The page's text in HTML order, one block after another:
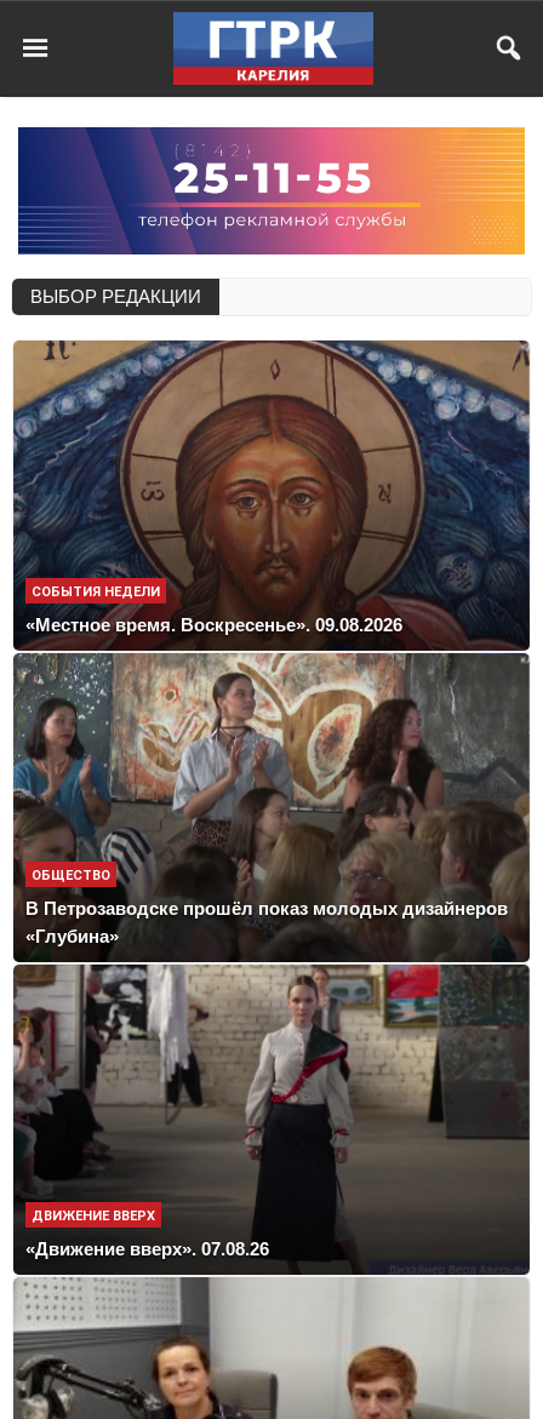
ВЫБОР РЕДАКЦИИ
СОБЫТИЯ НЕДЕЛИ
«Местное время. Воскресенье». 09.08.2026
ОБЩЕСТВО
В Петрозаводске прошёл показ молодых дизайнеров
«Глубина»
ДВИЖЕНИЕ ВВЕРХ
«Движение вверх». 07.08.26